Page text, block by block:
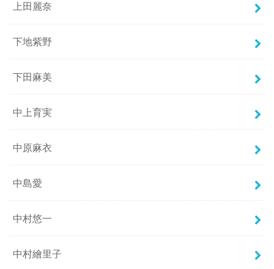
上田麗奈
下地紫野
下田麻美
中上育実
中原麻衣
中島愛
中村悠一
中村繪里子